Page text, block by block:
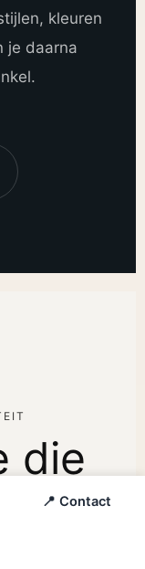
kleuren
je daarna
die
stijl
📍 Contact